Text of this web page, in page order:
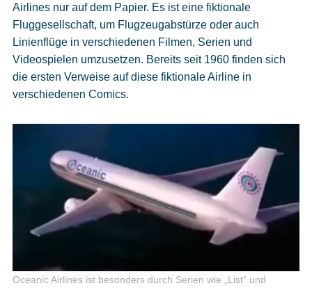
Airlines nur auf dem Papier. Es ist eine fiktionale
Fluggesellschaft, um Flugzeugabstürze oder auch
Linienflüge in verschiedenen Filmen, Serien und
Videospielen umzusetzen. Bereits seit 1960 finden sich
die ersten Verweise auf diese fiktionale Airline in
verschiedenen Comics.
Oceanic Airlines ist besonders durch Serien wie „List“ und